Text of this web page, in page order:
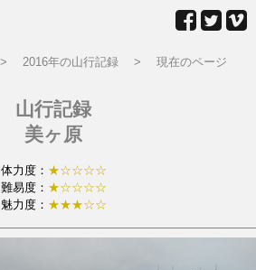
2016年の山行記録 現在のページ
山行記録
美ヶ原
体力度： ★☆☆☆☆
難易度： ★☆☆☆☆
魅力度： ★★★☆☆